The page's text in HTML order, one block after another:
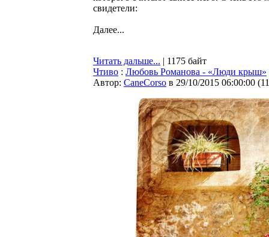
свидетели:
Далее...
Читать дальше... | 1175 байт
Чтиво : Любовь Романова - «Люди крыш»
Автор: CaneCorso в 29/10/2015 06:00:00 (